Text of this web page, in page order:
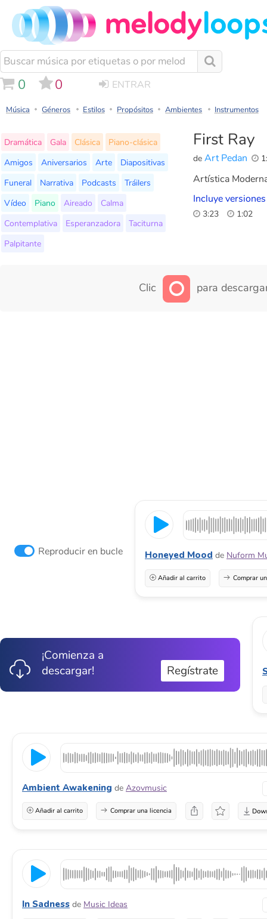
0 0 ENTRAR
Música Géneros Estilos Propósitos Ambientes Instrumentos
First Ray
de Art Pedan
Dramática Gala Clásica
Piano-clásica
Amigos
Aniversarios Arte
Diapositivas
Funeral
Narrativa Podcasts
Tráilers
Vídeo
Piano Aireado
Calma
Contemplativa
Esperanzadora
Taciturna
Palpitante
Artística
Incluye
3:23 1:02
Clic para
Reproducir en bucle Honeyed Mood de Nuform
Añadir al carrito Comprar
¡Comienza a
descargar!
Regístrate
Ambient Awakening de Azovmusic
Añadir al carrito Comprar una licencia
In Sadness de Music Ideas